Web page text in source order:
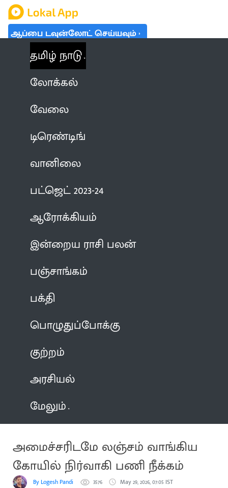
ஆப்பை டவுன்லோட் செய்யவும்
தமிழ் நாடு
லோக்கல்
வேலை
டிரெண்டிங்
வானிலை
பட்ஜெட் 2023-24
ஆரோக்கியம்
இன்றைய ராசி பலன்
பஞ்சாங்கம்
பக்தி
பொழுதுப்போக்கு
குற்றம்
அரசியல்
மேலும்
அமைச்சரிடமே லஞ்சம் வாங்கிய
கோயில் நிர்வாகி பணி நீக்கம்
By Logesh Pandi 3576 May 29, 2026, 07:05 IST